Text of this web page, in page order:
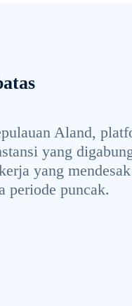
Aland,
yang
yang
periode puncak.